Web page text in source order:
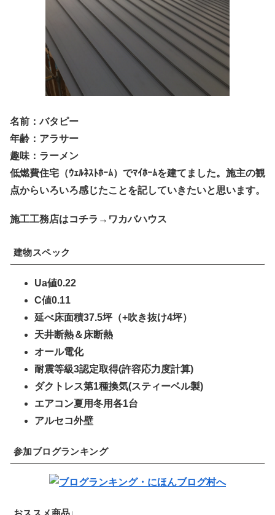
名前：バタピー
年齢：アラサー
趣味：ラーメン
低燃費住宅（ｳｪﾙﾈｽﾄﾎｰﾑ）でﾏｲﾎｰﾑを建てました。施主の観
点からいろいろ感じたことを記していきたいと思います。
施工工務店はコチラ→ワカバハウス
建物スペック
Ua値0.22
C値0.11
延べ床面積37.5坪（+吹き抜け4坪）
天井断熱＆床断熱
オール電化
耐震等級3認定取得(許容応力度計算)
ダクトレス第1種換気(スティーベル製)
エアコン夏用冬用各1台
アルセコ外壁
参加ブログランキング
おススメ商品↓